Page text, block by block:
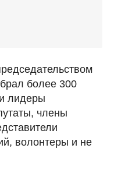
более 300
лидеры
члены
волонтеры и не